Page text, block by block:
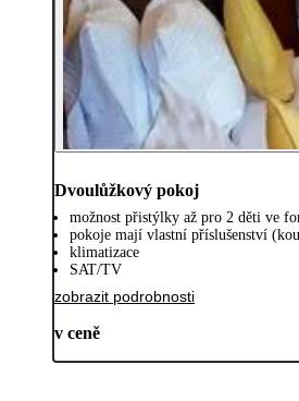
Dvoulůžkový pokoj
možnost přistýlky až pro 2 děti ve
pokoje mají vlastní příslušenství
klimatizace
SAT/TV
zobrazit podrobnosti
v ceně